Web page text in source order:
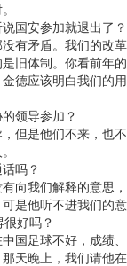
国安参加就退出了？
矛盾。我们的改革
旧体制。你看前年
德应该明白我们的用
领导参加？
是他们不来，也不
吗？
我们解释的意思，
是他听不进我们的意
好吗？
足球不好，成绩、
天晚上，我们请他